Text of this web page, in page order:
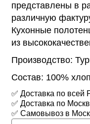
представлены в
различную
Кухонные
из
Производство:
Состав: 100%
✅ Доставка по всей
✅ Доставка по
✅ Самовывоз в